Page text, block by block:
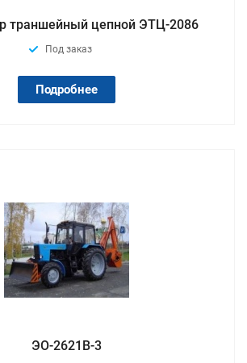
траншейный цепной ЭТЦ-2086
Под заказ
Подробнее
ЭО-2621В-3